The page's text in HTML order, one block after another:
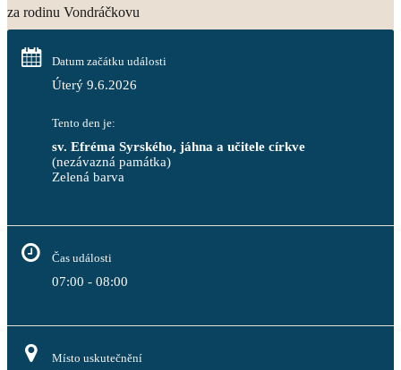
za rodinu Vondráčkovu
Datum začátku události
Úterý 9.6.2026
Tento den je:
sv. Efréma Syrského, jáhna a učitele církve
(nezávazná památka)
Zelená barva
Čas události
07:00 - 08:00
Místo uskutečnění